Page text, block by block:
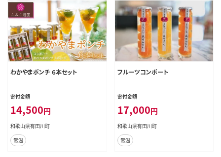
わかやまポンチ ６本セット
寄付金額
14,500円
和歌山県有田川町
常温
フルーツコンポート
寄付金額
17,000円
和歌山県有田川町
常温